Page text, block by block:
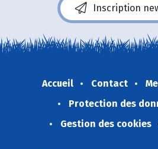
Inscription
Accueil Contact
Protection des
Gestion des cookies